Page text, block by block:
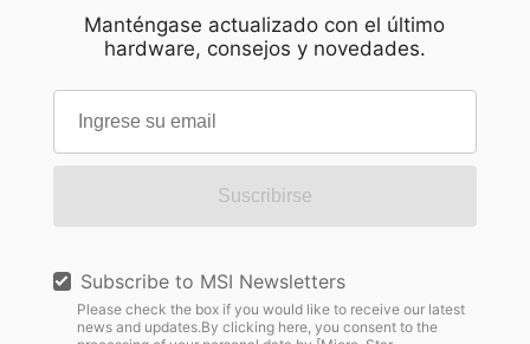
Manténgase actualizado con el último
hardware, consejos y novedades.
Suscribirse
Subscribe to MSI Newsletters
Please check the box if you would like to receive our latest
news and updates.By clicking here, you consent to the